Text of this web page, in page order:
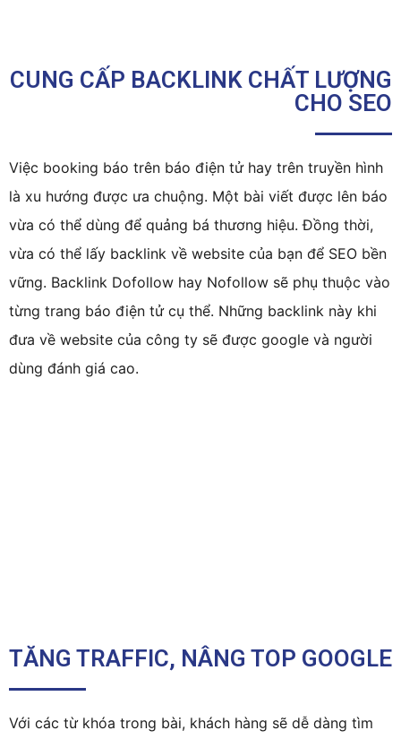
CUNG CẤP BACKLINK CHẤT LƯỢNG
CHO SEO
Việc booking báo trên báo điện tử hay trên truyền hình
là xu hướng được ưa chuộng. Một bài viết được lên báo
vừa có thể dùng để quảng bá thương hiệu. Đồng thời,
vừa có thể lấy backlink về website của bạn để SEO bền
vững. Backlink Dofollow hay Nofollow sẽ phụ thuộc vào
từng trang báo điện tử cụ thể. Những backlink này khi
đưa về website của công ty sẽ được google và người
dùng đánh giá cao.
TĂNG TRAFFIC, NÂNG TOP GOOGLE
Với các từ khóa trong bài, khách hàng sẽ dễ dàng tìm